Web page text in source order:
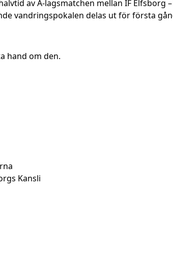
av A-lagsmatchen mellan IF Elfsborg
vandringspokalen delas ut för första
hand om den.
Kansli